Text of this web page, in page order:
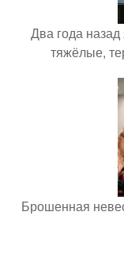
Два года
тяжёлые,
Брошенная